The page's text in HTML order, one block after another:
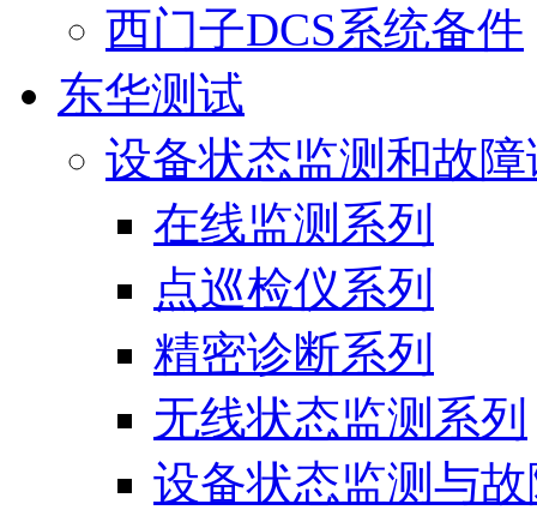
西门子DCS系统备件
东华测试
设备状态监测和故
在线监测系列
点巡检仪系列
精密诊断系列
无线状态监测系列
设备状态监测与